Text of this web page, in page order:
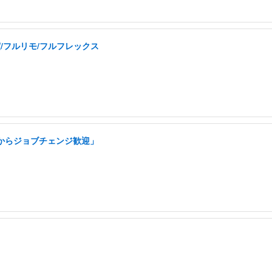
ルリモ/フルフレックス
ジョブチェンジ歓迎」